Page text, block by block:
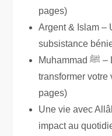
pages)
Argent & Islam –
subsistance
Muhammad ﷺ – Le modèle qui peut
transformer
pages)
Une vie avec
impact au